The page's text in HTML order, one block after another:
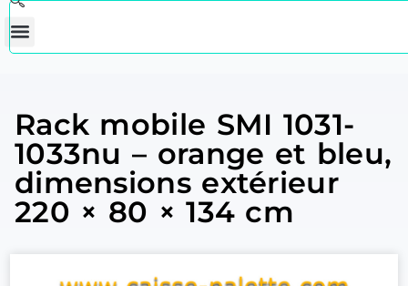
Rack mobile SMI 1031-
1033nu – orange et bleu,
dimensions extérieur
220 × 80 × 134 cm